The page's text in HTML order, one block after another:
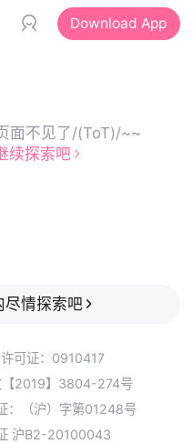
Download App
面不见了/(ToT)/~~
续探索吧
情探索吧
可证：0910417
【2019】3804-274号
：（沪）字第01248号
沪B2-20100043